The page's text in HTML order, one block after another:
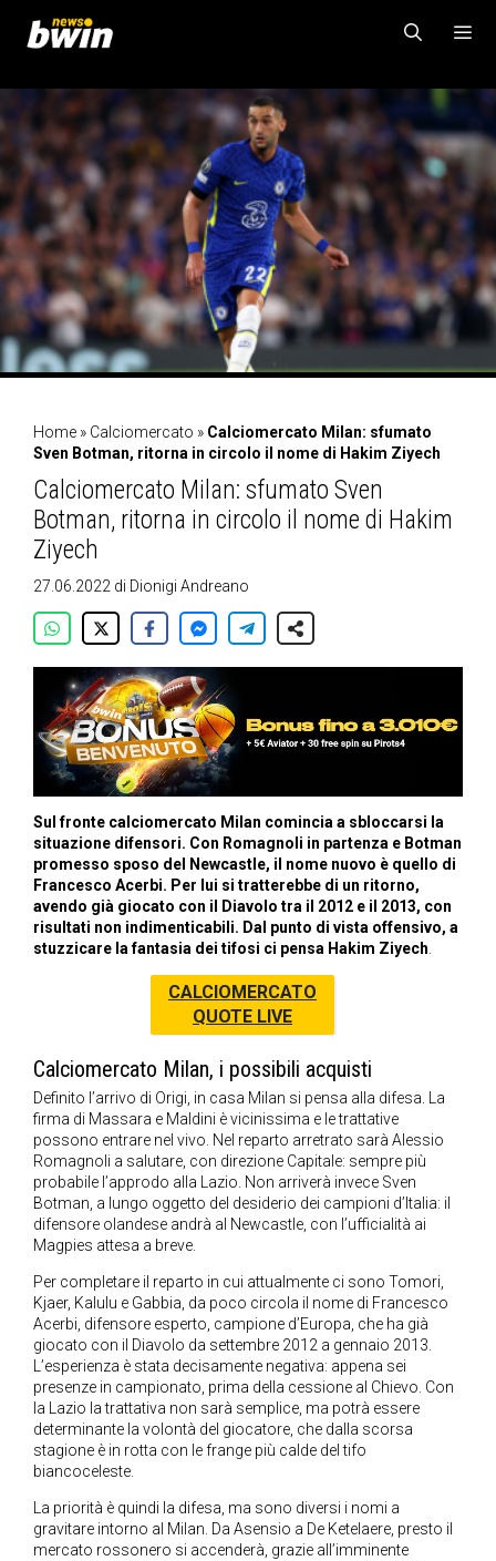
contenuto
MENU
Home » Calciomercato » Calciomercato Milan: sfumato
Sven Botman, ritorna in circolo il nome di Hakim Ziyech
Calciomercato Milan: sfumato Sven
Botman, ritorna in circolo il nome di Hakim
Ziyech
27.06.2022 di Dionigi Andreano
Sul fronte calciomercato Milan comincia a sbloccarsi la
situazione difensori. Con Romagnoli in partenza e Botman
promesso sposo del Newcastle, il nome nuovo è quello di
Francesco Acerbi. Per lui si tratterebbe di un ritorno,
avendo già giocato con il Diavolo tra il 2012 e il 2013, con
risultati non indimenticabili. Dal punto di vista offensivo, a
stuzzicare la fantasia dei tifosi ci pensa Hakim Ziyech.
CALCIOMERCATO
QUOTE LIVE
Calciomercato Milan, i possibili acquisti
Definito l’arrivo di Origi, in casa Milan si pensa alla difesa. La
firma di Massara e Maldini è vicinissima e le trattative
possono entrare nel vivo. Nel reparto arretrato sarà Alessio
Romagnoli a salutare, con direzione Capitale: sempre più
probabile l’approdo alla Lazio. Non arriverà invece Sven
Botman, a lungo oggetto del desiderio dei campioni d’Italia: il
difensore olandese andrà al Newcastle, con l’ufficialità ai
Magpies attesa a breve.
Per completare il reparto in cui attualmente ci sono Tomori,
Kjaer, Kalulu e Gabbia, da poco circola il nome di Francesco
Acerbi, difensore esperto, campione d’Europa, che ha già
giocato con il Diavolo da settembre 2012 a gennaio 2013.
L’esperienza è stata decisamente negativa: appena sei
presenze in campionato, prima della cessione al Chievo. Con
la Lazio la trattativa non sarà semplice, ma potrà essere
determinante la volontà del giocatore, che dalla scorsa
stagione è in rotta con le frange più calde del tifo
biancoceleste.
La priorità è quindi la difesa, ma sono diversi i nomi a
gravitare intorno al Milan. Da Asensio a De Ketelaere, presto il
mercato rossonero si accenderà, grazie all’imminente